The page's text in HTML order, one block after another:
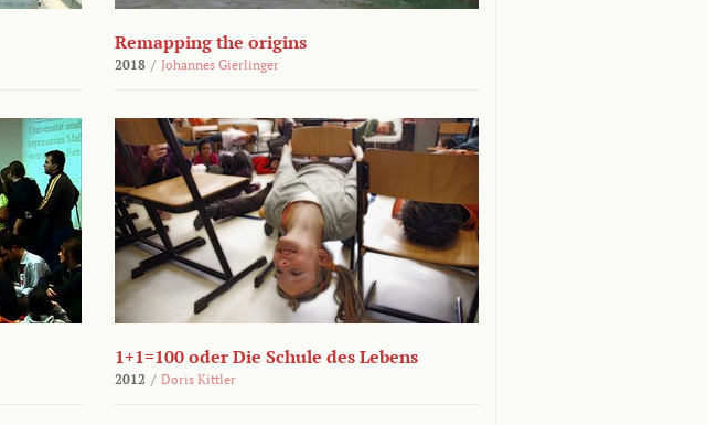
Remapping the origins
2018 / Johannes Gierlinger
1+1=100 oder Die Schule des Lebens
2012 / Doris Kittler